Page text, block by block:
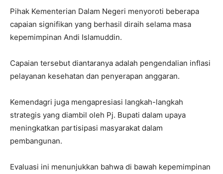
Pihak Kementerian Dalam Negeri menyoroti beberapa
capaian signifikan yang berhasil diraih selama masa
kepemimpinan Andi Islamuddin.
Capaian tersebut diantaranya adalah pengendalian inflasi
pelayanan kesehatan dan penyerapan anggaran.
Kemendagri juga mengapresiasi langkah-langkah
strategis yang diambil oleh Pj. Bupati dalam upaya
meningkatkan partisipasi masyarakat dalam
pembangunan.
Evaluasi ini menunjukkan bahwa di bawah kepemimpinan